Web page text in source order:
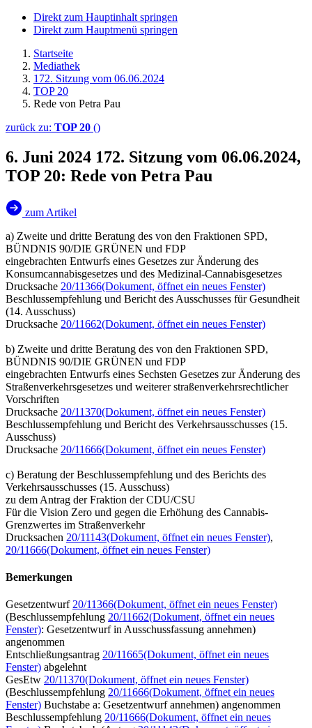
Direkt zum Hauptinhalt springen
Direkt zum Hauptmenü springen
Startseite
Mediathek
172. Sitzung vom 06.06.2024
TOP 20
Rede von Petra Pau
zurück zu: TOP 20 ()
6. Juni 2024 172. Sitzung vom 06.06.2024,
TOP 20: Rede von Petra Pau
zum Artikel
a) Zweite und dritte Beratung des von den Fraktionen SPD,
BÜNDNIS 90/DIE GRÜNEN und FDP
eingebrachten Entwurfs eines Gesetzes zur Änderung des
Konsumcannabisgesetzes und des Medizinal-Cannabisgesetzes
Drucksache 20/11366(Dokument, öffnet ein neues Fenster)
Beschlussempfehlung und Bericht des Ausschusses für Gesundheit
(14. Ausschuss)
Drucksache 20/11662(Dokument, öffnet ein neues Fenster)
b) Zweite und dritte Beratung des von den Fraktionen SPD,
BÜNDNIS 90/DIE GRÜNEN und FDP
eingebrachten Entwurfs eines Sechsten Gesetzes zur Änderung des
Straßenverkehrsgesetzes und weiterer straßenverkehrsrechtlicher
Vorschriften
Drucksache 20/11370(Dokument, öffnet ein neues Fenster)
Beschlussempfehlung und Bericht des Verkehrsausschusses (15.
Ausschuss)
Drucksache 20/11666(Dokument, öffnet ein neues Fenster)
c) Beratung der Beschlussempfehlung und des Berichts des
Verkehrsausschusses (15. Ausschuss)
zu dem Antrag der Fraktion der CDU/CSU
Für die Vision Zero und gegen die Erhöhung des Cannabis-
Grenzwertes im Straßenverkehr
Drucksachen 20/11143(Dokument, öffnet ein neues Fenster),
20/11666(Dokument, öffnet ein neues Fenster)
Bemerkungen
Gesetzentwurf 20/11366(Dokument, öffnet ein neues Fenster)
(Beschlussempfehlung 20/11662(Dokument, öffnet ein neues
Fenster): Gesetzentwurf in Ausschussfassung annehmen)
angenommen
Entschließungsantrag 20/11665(Dokument, öffnet ein neues
Fenster) abgelehnt
GesEtw 20/11370(Dokument, öffnet ein neues Fenster)
(Beschlussempfehlung 20/11666(Dokument, öffnet ein neues
Fenster) Buchstabe a: Gesetzentwurf annehmen) angenommen
Beschlussempfehlung 20/11666(Dokument, öffnet ein neues